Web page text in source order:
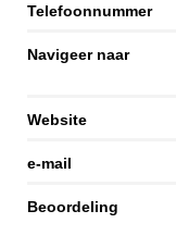
Telefoonnummer
Navigeer naar
Website
e-mail
Beoordeling